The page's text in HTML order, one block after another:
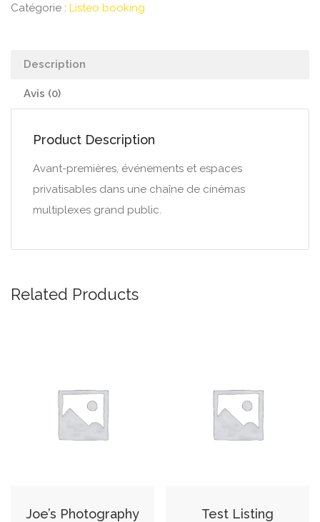
Catégorie : Listeo booking
Description
Avis (0)
Product Description
Avant-premières, événements et espaces
privatisables dans une chaîne de cinémas
multiplexes grand public.
Related Products
Joe’s Photography Test Listing